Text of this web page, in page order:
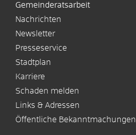
Gemeinderatsarbeit
Nachrichten
Newsletter
Presseservice
Stadtplan
Karriere
Schaden melden
Links & Adressen
Öffentliche Bekanntmachungen